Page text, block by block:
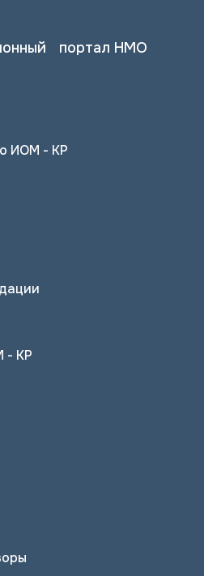
портал НМО
ИОМ - КР
- КР